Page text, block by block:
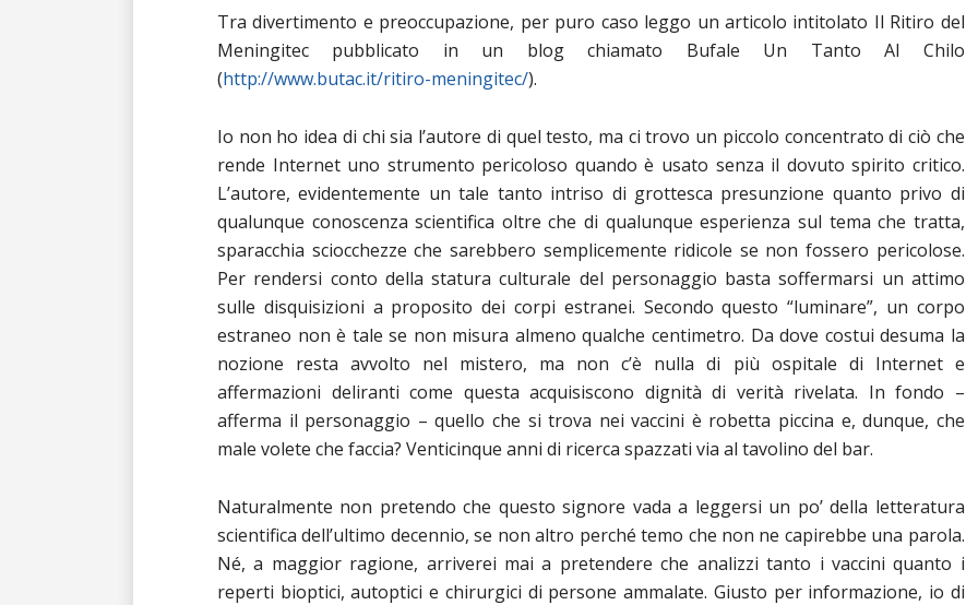
Tra divertimento e preoccupazione, per puro caso leggo un articolo intitolato Il Ritiro del
Meningitec pubblicato in un blog chiamato Bufale Un Tanto Al Chilo
(http://www.butac.it/ritiro-meningitec/).
Io non ho idea di chi sia l’autore di quel testo, ma ci trovo un piccolo concentrato di ciò che
rende Internet uno strumento pericoloso quando è usato senza il dovuto spirito critico.
L’autore, evidentemente un tale tanto intriso di grottesca presunzione quanto privo di
qualunque conoscenza scientifica oltre che di qualunque esperienza sul tema che tratta,
sparacchia sciocchezze che sarebbero semplicemente ridicole se non fossero pericolose.
Per rendersi conto della statura culturale del personaggio basta soffermarsi un attimo
sulle disquisizioni a proposito dei corpi estranei. Secondo questo “luminare”, un corpo
estraneo non è tale se non misura almeno qualche centimetro. Da dove costui desuma la
nozione resta avvolto nel mistero, ma non c’è nulla di più ospitale di Internet e
affermazioni deliranti come questa acquisiscono dignità di verità rivelata. In fondo –
afferma il personaggio – quello che si trova nei vaccini è robetta piccina e, dunque, che
male volete che faccia? Venticinque anni di ricerca spazzati via al tavolino del bar.
Naturalmente non pretendo che questo signore vada a leggersi un po’ della letteratura
scientifica dell’ultimo decennio, se non altro perché temo che non ne capirebbe una parola.
Né, a maggior ragione, arriverei mai a pretendere che analizzi tanto i vaccini quanto i
reperti bioptici, autoptici e chirurgici di persone ammalate. Giusto per informazione, io di